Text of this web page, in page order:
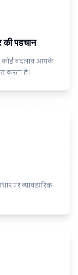
पहचान
कोई बदलाव आपके
करता है।
पर व्यावहारिक